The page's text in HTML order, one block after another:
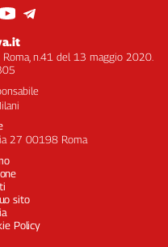
n.41 del 13 maggio 2020.
27 00198 Roma
sito
Policy